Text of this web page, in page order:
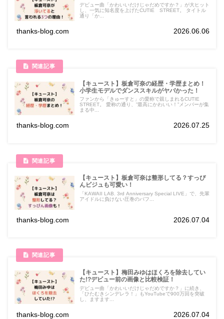
デビュー曲「かわいいだけじゃだめですか？」が大ヒット
し、一気に知名度を上げたCUTIE STREET。 タイトル
通り「か...
thanks-blog.com 2026.06.06
【キュースト】板倉可奈の経歴・学歴まとめ！
小学生モデルでダンススキルがヤバかった！
ファンから「きゅーすと」の愛称で親しまれるCUTIE
STREET。 愛称の通り、”最高にかわいい！”メンバーが集
まる中...
thanks-blog.com 2026.07.25
【キュースト】板倉可奈は整形してる？すっぴ
んビジュも可愛い！
「KAWAII LAB. 3rd Anniversary Special LIVE」で、先輩
アイドルに負けない圧巻のパフ...
thanks-blog.com 2026.07.04
【キュースト】梅田みゆはほくろを除去してい
た!?デビュー前の画像と比較検証！
デビュー曲「かわいいだけじゃだめですか？」に続き、
「ひたむきシンデレラ！」もYouTubeで900万回を突破
し、ますます...
thanks-blog.com 2026.07.04